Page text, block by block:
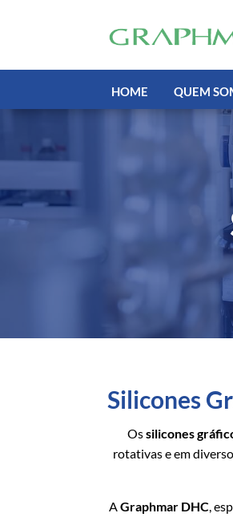
HOME QUEM
Silicones
Ossilicones
rotativas e em
A Graphmar DHC ,